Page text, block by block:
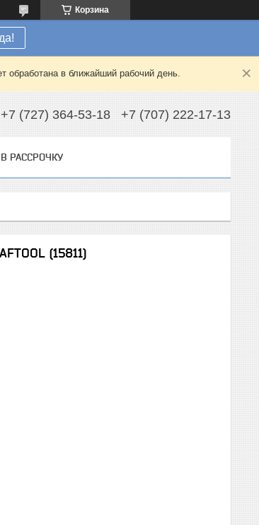
Корзина
обработана в ближайший рабочий день.
+7 (727) 364-53-18 +7 (707) 222-17-13
РАССРОЧКУ
(15811)